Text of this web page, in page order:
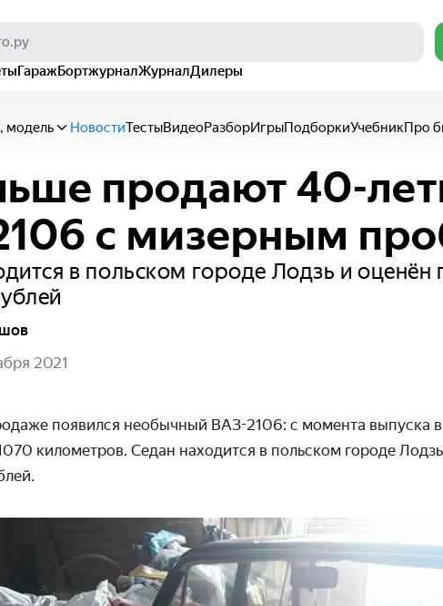
ГаражБортжурналЖурналДилеры
модель НовостиТестыВидеоРазборИгрыПодборкиУчебникПро
продают 40-
с мизерным
в польском городе Лодзь и оценён
2021
появился необычный ВАЗ-2106: с момента выпуска в
километров. Седан находится в польском городе